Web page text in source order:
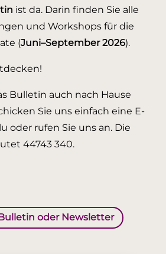
ist da. Darin finden Sie alle
und Workshops für die
(Juni–September 2026).
Bulletin auch nach Hause
Sie uns einfach eine E-
oder rufen Sie uns an. Die
44743 340.
oder Newsletter